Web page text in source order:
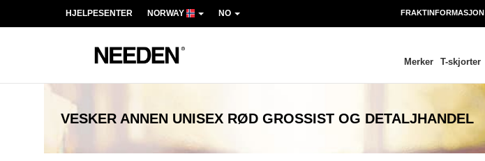
HJELPESENTER NORWAY NO FRAKTINFORMASJON
Merker T-skjorter
VESKER ANNEN UNISEX RØD GROSSIST OG DETALJHANDEL